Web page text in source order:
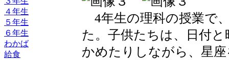
４年生
５年生
６年生
わかば
給食
4年生の理科の授業で
た。子供たちは、日付
かめたりしながら、星